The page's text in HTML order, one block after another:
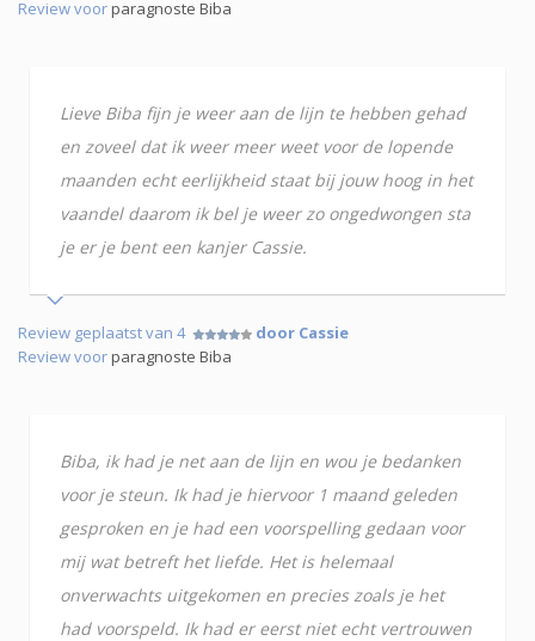
Review voorparagnoste Biba
Lieve Biba fijn je weer aan de lijn te hebben gehad
en zoveel dat ik weer meer weet voor de lopende
maanden echt eerlijkheid staat bij jouw hoog in het
vaandel daarom ik bel je weer zo ongedwongen sta
je er je bent een kanjer Cassie.
Review geplaatst van 4
door Cassie
Review voorparagnoste Biba
Biba, ik had je net aan de lijn en wou je bedanken
voor je steun. Ik had je hiervoor 1 maand geleden
gesproken en je had een voorspelling gedaan voor
mij wat betreft het liefde. Het is helemaal
onverwachts uitgekomen en precies zoals je het
had voorspeld. Ik had er eerst niet echt vertrouwen